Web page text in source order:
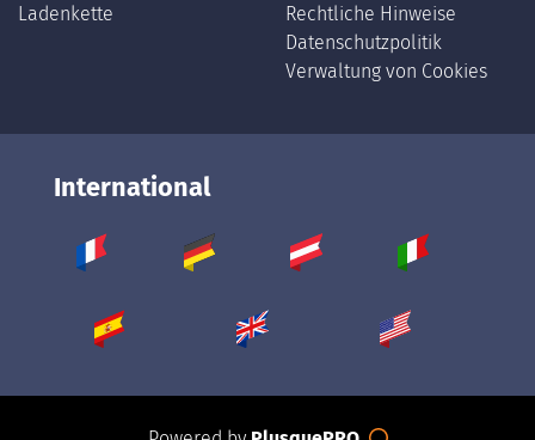
Ladenkette
Rechtliche Hinweise
Datenschutzpolitik
Verwaltung von Cookies
International